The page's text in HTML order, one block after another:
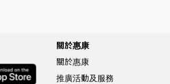
關於惠康
關於惠康
推廣活動及服務